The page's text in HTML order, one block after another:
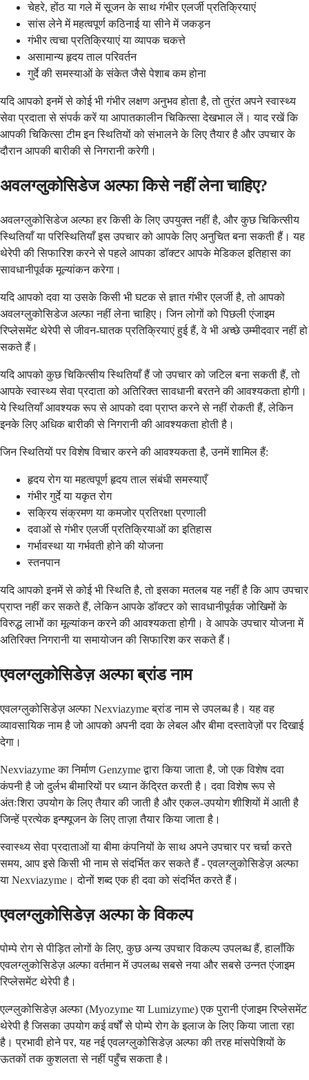
चेहरे, होंठ या गले में सूजन के साथ गंभीर एलर्जी प्रतिक्रियाएं
सांस लेने में महत्वपूर्ण कठिनाई या सीने में जकड़न
गंभीर त्वचा प्रतिक्रियाएं या व्यापक चकत्ते
असामान्य हृदय ताल परिवर्तन
गुर्दे की समस्याओं के संकेत जैसे पेशाब कम होना
यदि आपको इनमें से कोई भी गंभीर लक्षण अनुभव होता है, तो तुरंत अपने स्वास्थ्य
सेवा प्रदाता से संपर्क करें या आपातकालीन चिकित्सा देखभाल लें। याद रखें कि
आपकी चिकित्सा टीम इन स्थितियों को संभालने के लिए तैयार है और उपचार के
दौरान आपकी बारीकी से निगरानी करेगी।
अवलग्लुकोसिडेज अल्फा किसे नहीं लेना चाहिए?
अवलग्लुकोसिडेज अल्फा हर किसी के लिए उपयुक्त नहीं है, और कुछ चिकित्सीय
स्थितियाँ या परिस्थितियाँ इस उपचार को आपके लिए अनुचित बना सकती हैं। यह
थेरेपी की सिफारिश करने से पहले आपका डॉक्टर आपके मेडिकल इतिहास का
सावधानीपूर्वक मूल्यांकन करेगा।
यदि आपको दवा या उसके किसी भी घटक से ज्ञात गंभीर एलर्जी है, तो आपको
अवलग्लुकोसिडेज अल्फा नहीं लेना चाहिए। जिन लोगों को पिछली एंजाइम
रिप्लेसमेंट थेरेपी से जीवन-घातक प्रतिक्रियाएं हुई हैं, वे भी अच्छे उम्मीदवार नहीं हो
सकते हैं।
यदि आपको कुछ चिकित्सीय स्थितियाँ हैं जो उपचार को जटिल बना सकती हैं, तो
आपके स्वास्थ्य सेवा प्रदाता को अतिरिक्त सावधानी बरतने की आवश्यकता होगी।
ये स्थितियाँ आवश्यक रूप से आपको दवा प्राप्त करने से नहीं रोकती हैं, लेकिन
इनके लिए अधिक बारीकी से निगरानी की आवश्यकता होती है।
जिन स्थितियों पर विशेष विचार करने की आवश्यकता है, उनमें शामिल हैं:
हृदय रोग या महत्वपूर्ण हृदय ताल संबंधी समस्याएँ
गंभीर गुर्दे या यकृत रोग
सक्रिय संक्रमण या कमजोर प्रतिरक्षा प्रणाली
दवाओं से गंभीर एलर्जी प्रतिक्रियाओं का इतिहास
गर्भावस्था या गर्भवती होने की योजना
स्तनपान
यदि आपको इनमें से कोई भी स्थिति है, तो इसका मतलब यह नहीं है कि आप उपचार
प्राप्त नहीं कर सकते हैं, लेकिन आपके डॉक्टर को सावधानीपूर्वक जोखिमों के
विरुद्ध लाभों का मूल्यांकन करने की आवश्यकता होगी। वे आपके उपचार योजना में
अतिरिक्त निगरानी या समायोजन की सिफारिश कर सकते हैं।
एवलग्लुकोसिडेज़ अल्फा ब्रांड नाम
एवलग्लुकोसिडेज़ अल्फा Nexviazyme ब्रांड नाम से उपलब्ध है। यह वह
व्यावसायिक नाम है जो आपको अपनी दवा के लेबल और बीमा दस्तावेज़ों पर दिखाई
देगा।
Nexviazyme का निर्माण Genzyme द्वारा किया जाता है, जो एक विशेष दवा
कंपनी है जो दुर्लभ बीमारियों पर ध्यान केंद्रित करती है। दवा विशेष रूप से
अंतःशिरा उपयोग के लिए तैयार की जाती है और एकल-उपयोग शीशियों में आती है
जिन्हें प्रत्येक इन्फ्यूजन के लिए ताज़ा तैयार किया जाता है।
स्वास्थ्य सेवा प्रदाताओं या बीमा कंपनियों के साथ अपने उपचार पर चर्चा करते
समय, आप इसे किसी भी नाम से संदर्भित कर सकते हैं - एवलग्लुकोसिडेज़ अल्फा
या Nexviazyme। दोनों शब्द एक ही दवा को संदर्भित करते हैं।
एवलग्लुकोसिडेज़ अल्फा के विकल्प
पोम्पे रोग से पीड़ित लोगों के लिए, कुछ अन्य उपचार विकल्प उपलब्ध हैं, हालाँकि
एवलग्लुकोसिडेज़ अल्फा वर्तमान में उपलब्ध सबसे नया और सबसे उन्नत एंजाइम
रिप्लेसमेंट थेरेपी है।
एल्ग्लुकोसिडेज़ अल्फा (Myozyme या Lumizyme) एक पुरानी एंजाइम रिप्लेसमेंट
थेरेपी है जिसका उपयोग कई वर्षों से पोम्पे रोग के इलाज के लिए किया जाता रहा
है। प्रभावी होने पर, यह नई एवलग्लुकोसिडेज़ अल्फा की तरह मांसपेशियों के
ऊतकों तक कुशलता से नहीं पहुँच सकता है।